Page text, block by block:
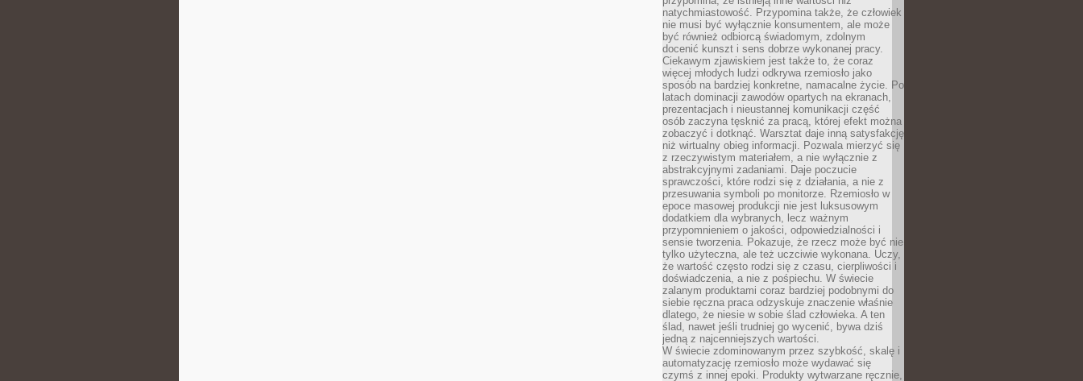
natychmiastowość. Przypomina także, że człowiek
nie musi być wyłącznie konsumentem, ale może
być również odbiorcą świadomym, zdolnym
docenić kunszt i sens dobrze wykonanej pracy.
Ciekawym zjawiskiem jest także to, że coraz
więcej młodych ludzi odkrywa rzemiosło jako
sposób na bardziej konkretne, namacalne życie. Po
latach dominacji zawodów opartych na ekranach,
prezentacjach i nieustannej komunikacji część
osób zaczyna tęsknić za pracą, której efekt można
zobaczyć i dotknąć. Warsztat daje inną satysfakcję
niż wirtualny obieg informacji. Pozwala mierzyć się
z rzeczywistym materiałem, a nie wyłącznie z
abstrakcyjnymi zadaniami. Daje poczucie
sprawczości, które rodzi się z działania, a nie z
przesuwania symboli po monitorze. Rzemiosło w
epoce masowej produkcji nie jest luksusowym
dodatkiem dla wybranych, lecz ważnym
przypomnieniem o jakości, odpowiedzialności i
sensie tworzenia. Pokazuje, że rzecz może być nie
tylko użyteczna, ale też uczciwie wykonana. Uczy,
że wartość często rodzi się z czasu, cierpliwości i
doświadczenia, a nie z pośpiechu. W świecie
zalanym produktami coraz bardziej podobnymi do
siebie ręczna praca odzyskuje znaczenie właśnie
dlatego, że niesie w sobie ślad człowieka. A ten
ślad, nawet jeśli trudniej go wycenić, bywa dziś
jedną z najcenniejszych wartości.
W świecie zdominowanym przez szybkość, skalę i
automatyzację rzemiosło może wydawać się
czymś z innej epoki. Produkty wytwarzane ręcznie,